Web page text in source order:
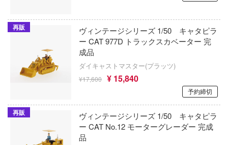
再販
ヴィンテージシリーズ 1/50 キャタピラ
ー CAT 977D トラックスカベーター 完
成品
ダイキャストマスター(プラッツ)
¥17,600 ¥ 15,840
予約締切
再販
ヴィンテージシリーズ 1/50 キャタピラ
ー CAT No.12 モーターグレーダー 完成
品
鋼の錬金術師
ハイキュー!!
BEASTBOX
クロックワークス
グリューツィラボ
グッドスマイルレーシング
GoodSmile Moment
GoodShow
ア
ビィ